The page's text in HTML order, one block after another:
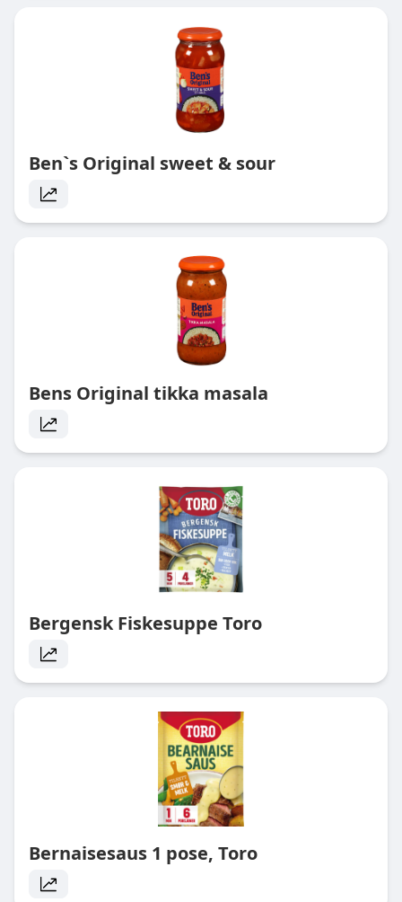
Ben`s Original sweet & sour
Bens Original tikka masala
Bergensk Fiskesuppe Toro
Bernaisesaus 1 pose, Toro